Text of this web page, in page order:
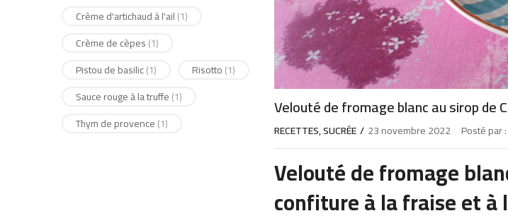
Velouté de fromage blanc au sirop de
RECETTES,SUCRÉE 23 novembre 2022 Posté par :
Velouté de fromage
confiture à la fraise et à
Crème d'artichaud à l'ail (1)
Crème de cèpes (1)
Pistou de basilic(1) Risotto (1)
Sauce rouge à la truffe (1)
Thym de provence (1)